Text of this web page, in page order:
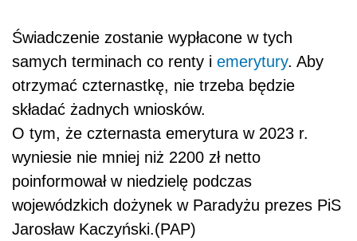
Świadczenie zostanie wypłacone w tych
samych terminach co renty i emerytury. Aby
otrzymać czternastkę, nie trzeba będzie
składać żadnych wniosków.
O tym, że czternasta emerytura w 2023 r.
wyniesie nie mniej niż 2200 zł netto
poinformował w niedzielę podczas
wojewódzkich dożynek w Paradyżu prezes PiS
Jarosław Kaczyński.(PAP)